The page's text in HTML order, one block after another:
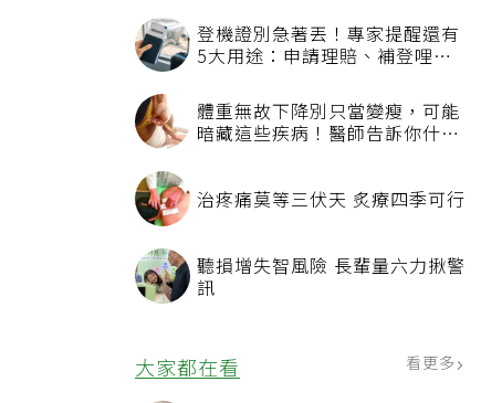
登機證別急著丟！專家提醒還有
5大用途：申請理賠、補登哩程
體重無故下降別只當變瘦，可能
暗藏這些疾病！醫師告訴你什麼
治疼痛莫等三伏天 炙療四季可行
聽損增失智風險 長輩量六力揪警
訊
大家都在看 看更多